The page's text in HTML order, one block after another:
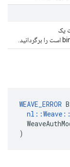
یک
WEAVE_ERROR
)